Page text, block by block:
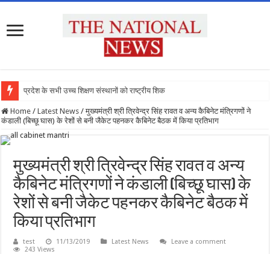
प्रदेश के सभी उच्च शिक्षण संस्थानों को राष्ट्रीय शिक्षा
Home / Latest News / मुख्यमंत्री श्री त्रिवेन्द्र सिंह रावत व अन्य कैबिनेट मंत्रिगणों ने
कंडाली (बिच्छू घास) के रेशों से बनी जैकेट पहनकर कैबिनेट बैठक में किया प्रतिभाग
मुख्यमंत्री श्री त्रिवेन्द्र सिंह रावत व अन्य
कैबिनेट मंत्रिगणों ने कंडाली (बिच्छू घास) के
रेशों से बनी जैकेट पहनकर कैबिनेट बैठक में
किया प्रतिभाग
test 11/13/2019 Latest News
Leave a comment
243 Views